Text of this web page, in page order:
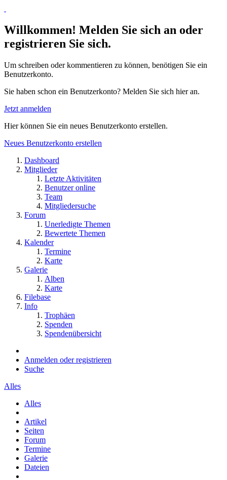
Willkommen! Melden Sie sich an oder
registrieren Sie sich.
Um schreiben oder kommentieren zu können, benötigen Sie ein
Benutzerkonto.
Sie haben schon ein Benutzerkonto? Melden Sie sich hier an.
Jetzt anmelden
Hier können Sie ein neues Benutzerkonto erstellen.
Neues Benutzerkonto erstellen
Dashboard
Mitglieder
Letzte Aktivitäten
Benutzer online
Team
Mitgliedersuche
Forum
Unerledigte Themen
Bewertete Themen
Kalender
Termine
Karte
Galerie
Alben
Karte
Filebase
Info
Trophäen
Spenden
Spendenübersicht
Anmelden oder registrieren
Suche
Alles
Alles
Artikel
Seiten
Forum
Termine
Galerie
Dateien